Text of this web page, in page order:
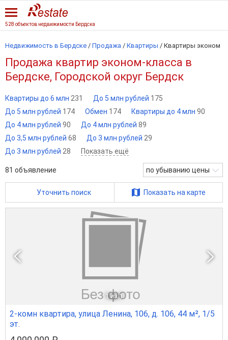
528 объектов недвижимости Бердска
Недвижимость в Бердске / Продажа / Квартиры / Квартиры эконом
Продажа квартир эконом-класса в
Бердске, Городской округ Бердск
Квартиры до 6 млн 231 До 5 млн рублей 175
До 5 млн рублей 174 Обмен 174 Квартиры до 4 млн 90
До 4 млн рублей 90 До 4 млн рублей 89
До 3,5 млн рублей 68 До 3 млн рублей 29
До 3 млн рублей 28 Показать ещё
81 объявление по убыванию цены
Уточнить поиск Показать на карте
1 из 1
2-комн квартира, улица Ленина, 106, д. 106, 44 м², 1/5
эт.